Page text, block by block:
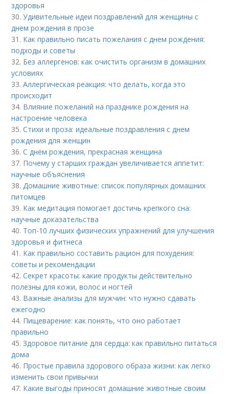
здоровья
30.Удивительные идеи поздравлений для женщины с
днем рождения в прозе
31. Как правильно писать пожелания с днем рождения:
подходы и советы
32. Без аллергенов: как очистить организм в домашних
условиях
33.Аллергическая реакция: что делать, когда это
происходит
34. Влияние пожеланий на празднике рождения на
настроение человека
35.Стихи и проза: идеальные поздравления с днем
рождения для женщин
36.С днём рождения, прекрасная женщина
37. Почему у старших граждан увеличивается аппетит:
научные объяснения
38.Домашние животные: список популярных домашних
питомцев
39. Как медитация помогает достичь крепкого сна:
научные доказательства
40. Топ-10 лучших физических упражнений для улучшения
здоровья и фитнеса
41. Как правильно составить рацион для похудения:
советы и рекомендации
42.Секрет красоты: какие продукты действительно
полезны для кожи, волос и ногтей
43. Важные анализы для мужчин: что нужно сдавать
ежегодно
44. Пищеварение: как понять, что оно работает
правильно
45.Здоровое питание для сердца: как правильно питаться
дома
46. Простые правила здорового образа жизни: как легко
изменить свои привычки
47. Какие выгоды приносят домашние животные своим